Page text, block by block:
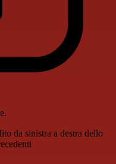
da sinistra a destra dello